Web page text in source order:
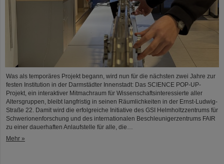
Was als temporäres Projekt begann, wird nun für die nächsten zwei Jahre zur
festen Institution in der Darmstädter Innenstadt: Das SCIENCE POP-UP-
Projekt, ein interaktiver Mitmachraum für Wissenschaftsinteressierte aller
Altersgruppen, bleibt langfristig in seinen Räumlichkeiten in der Ernst-Ludwig-
Straße 22. Damit wird die erfolgreiche Initiative des GSI Helmholtzzentrums für
Schwerionenforschung und des internationalen Beschleunigerzentrums FAIR
zu einer dauerhaften Anlaufstelle für alle, die…
Mehr »